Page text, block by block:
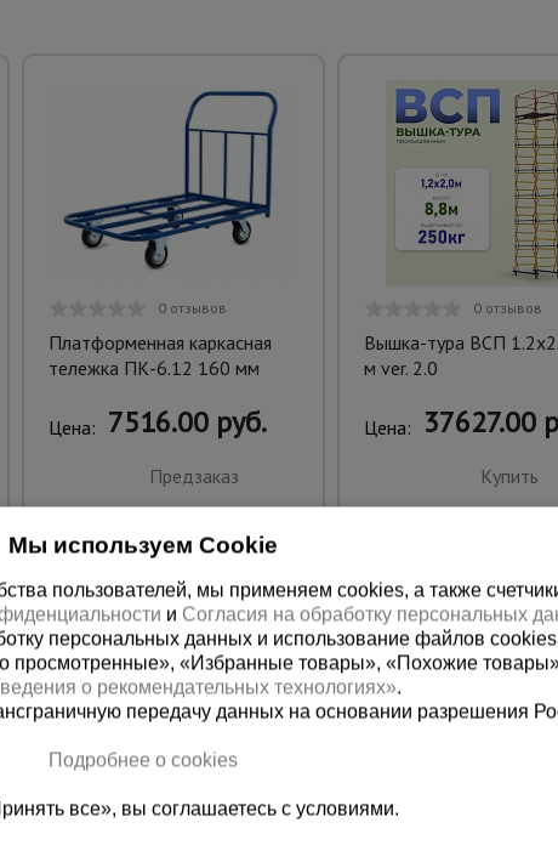
0 отзывов
Платформенная каркасная
тележка ПК-6.12 160 мм
Цена: 7516.00 руб.
Предзаказ
0 отзывов
Вышка-тура ВСП
м ver. 2.0
Цена: 37627.00
Купить
25-90 +7 (495) 640-80-81
Мы используем Cookie
пользователей, мы применяем cookies, а также
и Согласия на обработку персональных
персональных данных и использование файлов
просмотренные», «Избранные товары», «Похожие
о рекомендательных технологиях».
передачу данных на основании разрешения
Подробнее о cookies
все», вы соглашаетесь с условиями.